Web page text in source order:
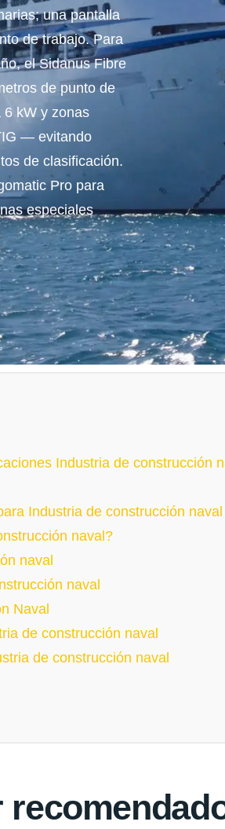
una pantalla
de trabajo. Para
el Sidanus Fibre
de punto de
6 kW y zonas
— evitando
de clasificación.
Pro para
especiales
Industria de construcción
Industria de construcción naval
naval?
naval
naval
Naval
de construcción naval
de construcción naval